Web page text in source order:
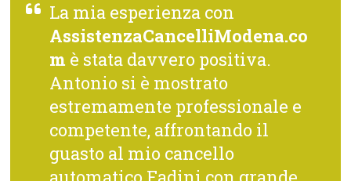
La mia esperienza con
AssistenzaCancelliModena.co
m è stata davvero positiva.
Antonio si è mostrato
estremamente professionale e
competente, affrontando il
guasto al mio cancello